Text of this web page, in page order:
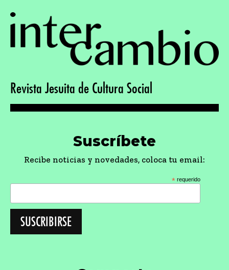
Revista Jesuita de Cultura Social
Suscríbete
Recibe noticias y novedades, coloca tu email:
* requerido